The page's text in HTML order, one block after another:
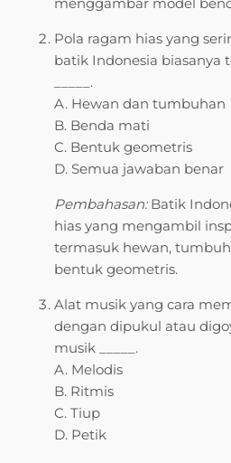
menggambar model
Pola ragam hias yang
batik Indonesia biasanya
_____.
A. Hewan dan tumbuhan
B. Benda mati
C. Bentuk geometris
D. Semua jawaban benar
Pembahasan:Batik
hias yang mengambil
termasuk hewan,
bentuk geometris.
Alat musik yang cara
dengan dipukul atau
musik _____.
A. Melodis
B. Ritmis
C. Tiup
D. Petik